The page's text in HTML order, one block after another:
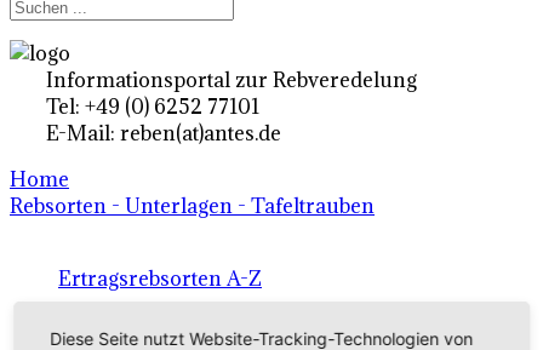
Informationsportal zur Rebveredelung
Tel: +49 (0) 6252 77101
E-Mail: reben(at)antes.de
Home
Rebsorten - Unterlagen - Tafeltrauben
Ertragsrebsorten A-Z
Diese Seite nutzt Website-Tracking-Technologien von